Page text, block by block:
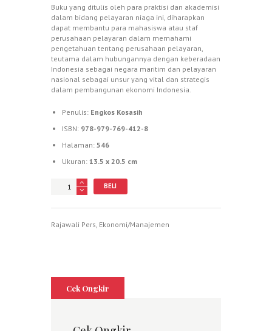
Buku yang ditulis oleh para praktisi dan akademisi
dalam bidang pelayaran niaga ini, diharapkan
dapat membantu para mahasiswa atau staf
perusahaan pelayaran dalam memahami
pengetahuan tentang perusahaan pelayaran,
teutama dalam hubungannya dengan keberadaan
Indonesia sebagai negara maritim dan pelayaran
nasional sebagai unsur yang vital dan strategis
dalam pembangunan ekonomi Indonesia.
Penulis: Engkos Kosasih
ISBN: 978-979-769-412-8
Halaman: 546
Ukuran: 13.5 x 20.5 cm
Jumlah BELI
Rajawali Pers, Ekonomi/Manajemen
Cek Ongkir